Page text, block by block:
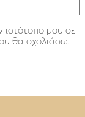
ιστότοπο μου σε
θα σχολιάσω.